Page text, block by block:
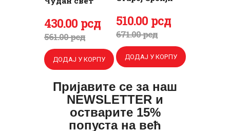
561.00рсд
Оригинална
цена
је
била:
561.
430.00 рсд
Тренутна
цена
је:
430.
ДОДАЈ У КОРПУ
671.00рсд
Оригинална
цена
је
била:
0
0
рсд.
510.00 рсд
Тренутна
цена
је:
510.
0
рсд.
ДОДАЈ У КОРПУ
Пријавите се за наш
NEWSLETTER и
остварите 15%
попуста на већ